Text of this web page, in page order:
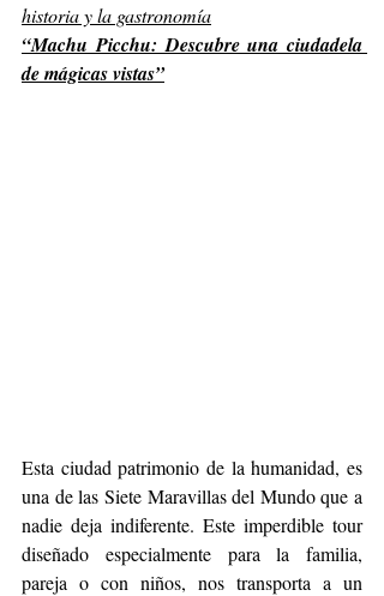
historia y la gastronomía
“Machu Picchu: Descubre una ciudadela
de mágicas vistas”
Esta ciudad patrimonio de la humanidad, es
una de las Siete Maravillas del Mundo que a
nadie deja indiferente. Este imperdible tour
diseñado especialmente para la familia,
pareja o con niños, nos transporta a un